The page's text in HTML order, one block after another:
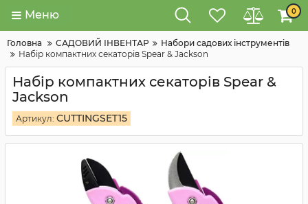
Меню 0
Головна САДОВИЙ ІНВЕНТАР
Набори садових інструментів
Набір компактних секаторів Spear & Jackson
Набір компактних секаторів Spear &
Jackson
Артикул: CUTTINGSET15